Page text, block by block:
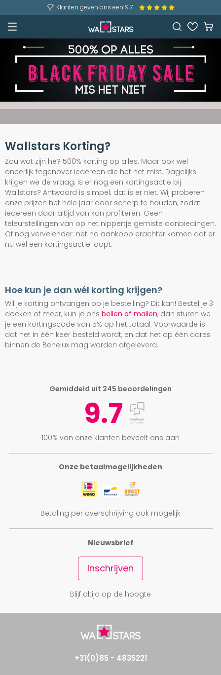
Klanten geven ons een 9,7
Wallstars Korting?
Zou wat zijn hè? 500% korting op alles. Maar ook wel
oneerlijk tegenover iedereen die het net mist. Dagelijks
krijgen we de vraag; is er nog een kortingsactie bij
Wallstars? Antwoord is simpel; dat is er niet. Wij proberen
onze prijzen het hele jaar door scherp te houden, zodat
iedereen daar altijd van kan profiteren. Geen
teleurstellingen van op het nippertje gemiste aanbiedingen.
Of nog vervelender: net na aankoop erachter komen dat er
nu wél een kortingsactie loopt.
Hoe kun je dan wél korting krijgen?
Wil je korting ontvangen op je bestelling? Dit kan! Bestel je 3
doeken of meer, kun je ons bellen of mailen, dan sturen we
je een kortingscode van 5% op het totaal. Voorwaarde is
dat het in één keer besteld wordt, en dat het op één adres
binnen de Benelux mag worden afgeleverd.
Onze betaalmogelijkheden
Betaling per overschrijving ook mogelijk
Gemiddeld uit 245 beoordelingen
9.7
100% van onze klanten beveelt ons aan
Nieuwsbrief
Inschrijven
Blijf altijd op de hoogte
+31(0)85 - 4835221